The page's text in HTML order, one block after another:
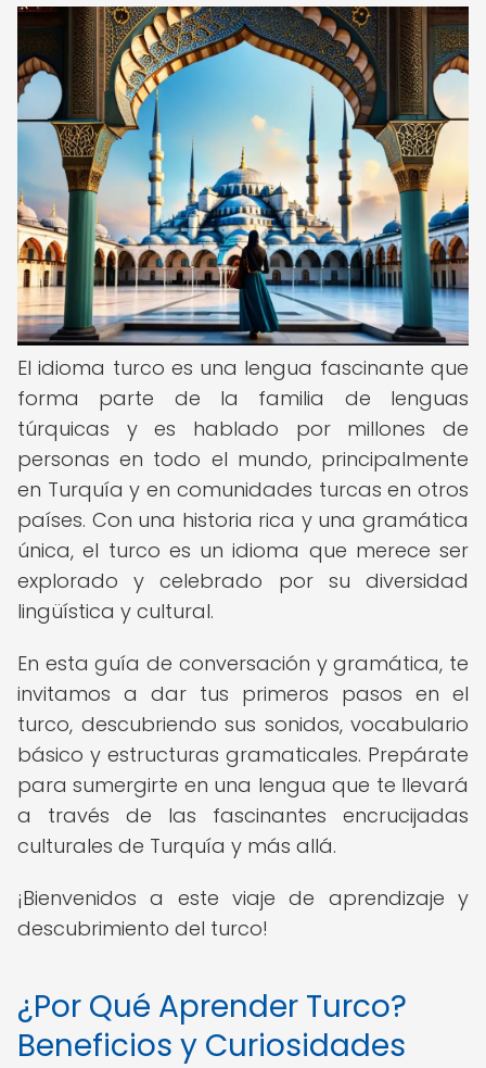
El idioma turco es una lengua fascinante que
forma parte de la familia de lenguas
túrquicas y es hablado por millones de
personas en todo el mundo, principalmente
en Turquía y en comunidades turcas en otros
países. Con una historia rica y una gramática
única, el turco es un idioma que merece ser
explorado y celebrado por su diversidad
lingüística y cultural.
En esta guía de conversación y gramática, te
invitamos a dar tus primeros pasos en el
turco, descubriendo sus sonidos, vocabulario
básico y estructuras gramaticales. Prepárate
para sumergirte en una lengua que te llevará
a través de las fascinantes encrucijadas
culturales de Turquía y más allá.
¡Bienvenidos a este viaje de aprendizaje y
descubrimiento del turco!
¿Por Qué Aprender Turco?
Beneficios y Curiosidades